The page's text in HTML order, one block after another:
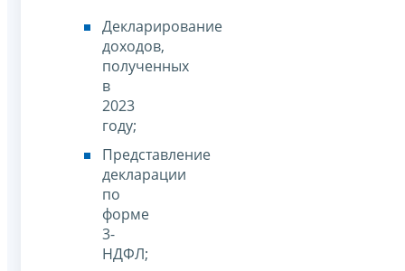
Декларирование
доходов,
полученных
в
2023
году;
Представление
декларации
по
форме
3-
НДФЛ;